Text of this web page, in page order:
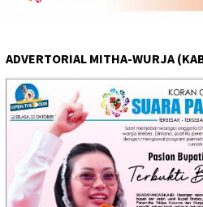
ADVERTORIAL MITHA-WURJA